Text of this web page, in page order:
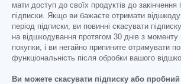
мати доступ до своїх продуктів до закінчення
підписки. Якщо ви бажаєте отримати
період підписки, ви повинні скасувати
на відшкодування протягом 30 днів з моменту
покупки, і ви негайно припините отримувати
функціональність після обробки вашого
Ви можете скасувати підписку або